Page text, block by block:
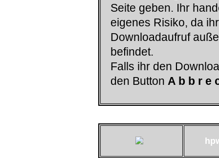
Seite geben. Ihr
eigenes Risiko, da
Downloadaufruf
befindet.
Falls ihr den
den Button A b b r e